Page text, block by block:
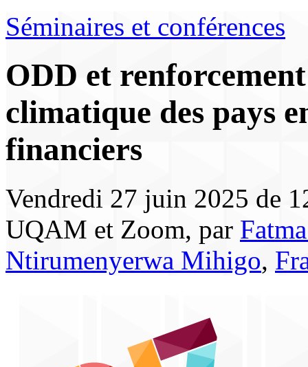
Séminaires et conférences
ODD et
climatique des pays
financiers
Vendredi 27 juin 2025 de
UQAM et Zoom, par
Ntirumenyerwa Mihigo,